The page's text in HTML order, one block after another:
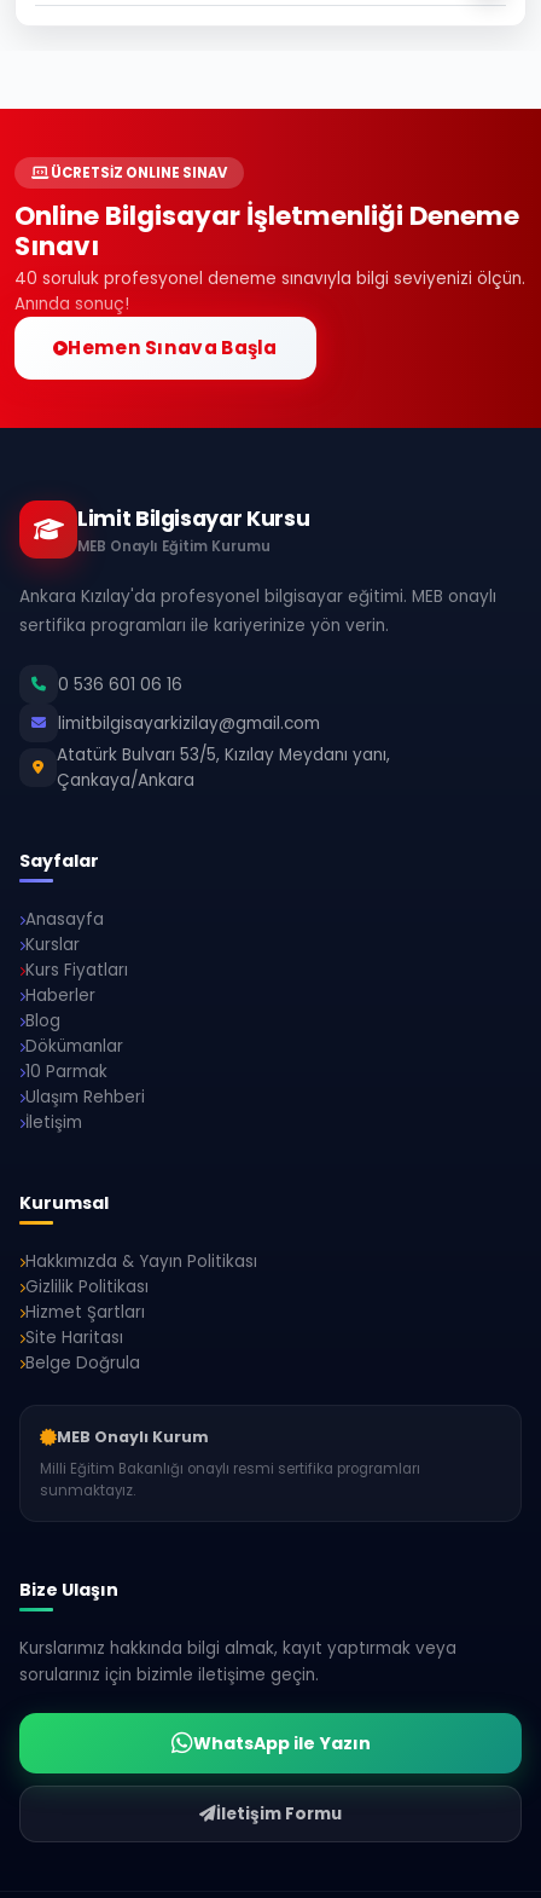
ÜCRETSİZ ONLINE SINAV
Online Bilgisayar İşletmenliği Deneme
Sınavı
40 soruluk profesyonel deneme sınavıyla bilgi seviyenizi ölçün.
Anında sonuç!
Hemen Sınava Başla
Limit Bilgisayar Kursu
MEB Onaylı Eğitim Kurumu
Ankara Kızılay'da profesyonel bilgisayar eğitimi. MEB onaylı
sertifika programları ile kariyerinize yön verin.
0 536 601 06 16
limitbilgisayarkizilay@gmail.com
Atatürk Bulvarı 53/5, Kızılay Meydanı yanı,
Çankaya/Ankara
Sayfalar
Anasayfa
Kurslar
Kurs Fiyatları
Haberler
Blog
Dökümanlar
10 Parmak
Ulaşım Rehberi
İletişim
Kurumsal
Hakkımızda & Yayın Politikası
Gizlilik Politikası
Hizmet Şartları
Site Haritası
Belge Doğrula
MEB Onaylı Kurum
Milli Eğitim Bakanlığı onaylı resmi sertifika programları
sunmaktayız.
Bize Ulaşın
Kurslarımız hakkında bilgi almak, kayıt yaptırmak veya
sorularınız için bizimle iletişime geçin.
WhatsApp ile Yazın
İletişim Formu